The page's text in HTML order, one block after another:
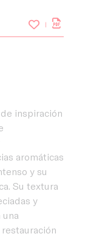
inspiración
aromáticas
y su
Su textura
y